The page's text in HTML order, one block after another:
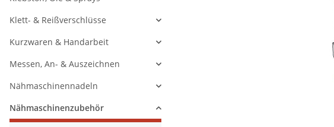
Klett- & Reißverschlüsse
Kurzwaren & Handarbeit
Messen, An- & Auszeichnen
Nähmaschinennadeln
Nähmaschinenzubehör